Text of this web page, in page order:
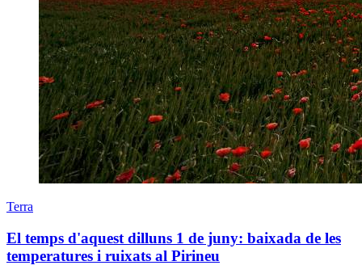
Terra
El temps d'aquest dilluns 1 de juny: baixada de les
temperatures i ruixats al Pirineu